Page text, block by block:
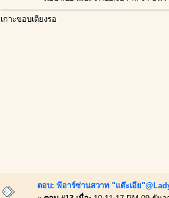
เกาะขอบเตียงรอ
ตอบ: พีอาร์ซ่านสวาท "แต๊ะเอีย